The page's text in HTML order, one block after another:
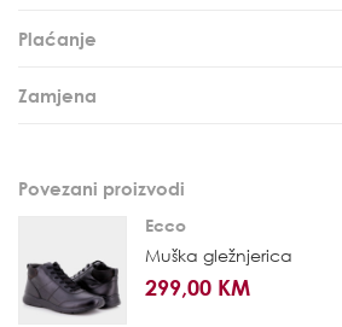
Plaćanje
Zamjena
Povezani proizvodi
Ecco
Muška gležnjerica
299,00 KM